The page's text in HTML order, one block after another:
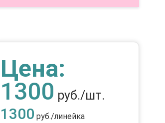
Цена:
1300 руб./шт.
1300 руб./линейка